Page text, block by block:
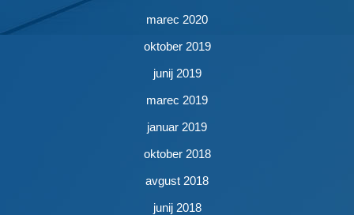
marec 2020
oktober 2019
junij 2019
marec 2019
januar 2019
oktober 2018
avgust 2018
junij 2018